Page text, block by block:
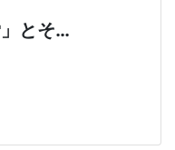
とそ…